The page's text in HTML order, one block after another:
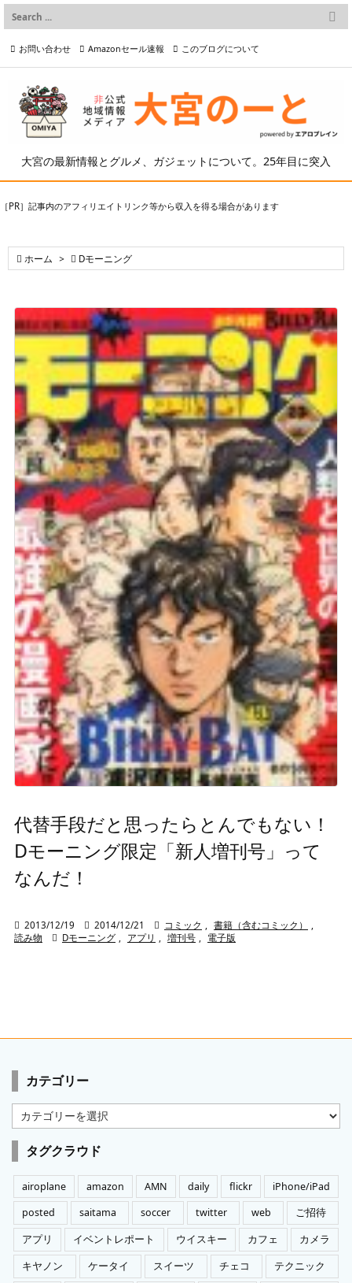
大宮の最新情報とグルメ、ガジェットについて。25年目に突入

メニュー

検索
お問い合わせ Amazonセール速報 このブログについて
プライバシーポリシー等
［PR］記事内のアフィリエイトリンク等から収入を得る場合があります
 ホーム >  Dモーニング
代替手段だと思ったらとんでもない！
Dモーニング限定「新人増刊号」って
なんだ！
 2013/12/19  2014/12/21  コミック , 書籍（含むコミック）
,
読み物
 Dモーニング , アプリ , 増刊号 , 電子版
カテゴリー
カ
テ
ゴ
リ
ー
タグクラウド
airoplane amazon AMN daily flickr
iPhone/iPad
posted
saitama soccer twitter web
ご招待
アプリ
イベントレポート ウイスキー カフェ
カメラ
キヤノン
ケータイ スイーツ チェコ
テクニック